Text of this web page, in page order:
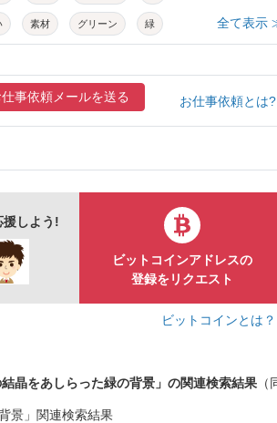
素材 グリーン 緑 全て表示
仕事依頼メールを送る お仕事依頼とは
しよう!
ビットコインアドレスの
登録をリクエスト
ビットコインとは
晶をあしらった緑の背景」の関連検索結果
景」関連検索結果